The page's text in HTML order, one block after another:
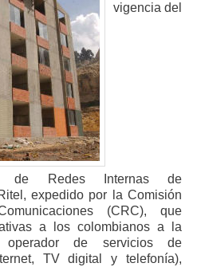
vigencia del
de Redes Internas de
expedido por la Comisión
(CRC), que
a los colombianos a la
de servicios de
TV digital y telefonía),